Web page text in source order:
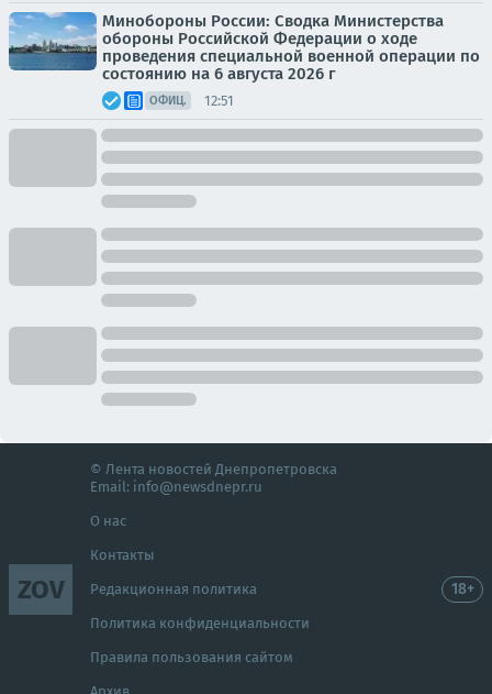
Минобороны России: Сводка Министерства
обороны Российской Федерации о ходе
проведения специальной военной операции по
состоянию на 6 августа 2026 г
ОФИЦ. 12:51
ZOV
© Лента новостей Днепропетровска
Email: info@newsdnepr.ru
О нас
Контакты
Редакционная политика
Политика конфиденциальности
Правила пользования сайтом
18+